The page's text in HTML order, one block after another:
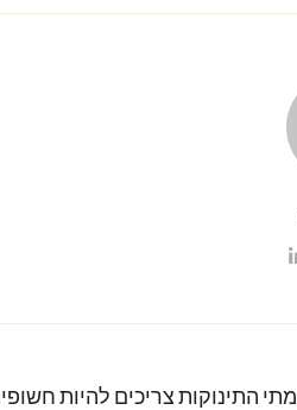
מתי התינוקות צריכים להיות